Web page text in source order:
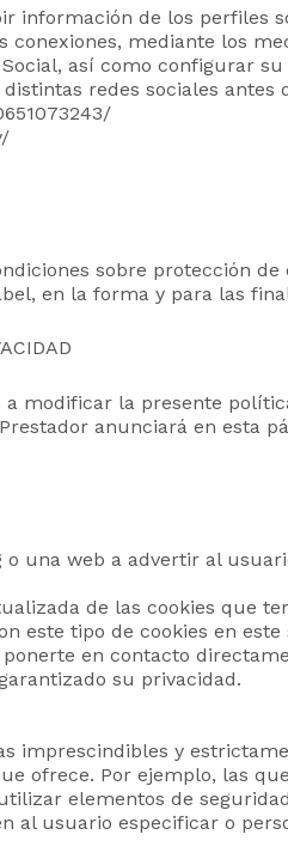
información de los perfiles
mediante los
así como configurar
redes sociales antes
sobre protección
en la forma y para las
a modificar la presente
anunciará en esta
o una web a advertir al
de las cookies que
este tipo de cookies en
en contacto
su privacidad.
imprescindibles y
ofrece. Por ejemplo, las
elementos de
al usuario especificar o